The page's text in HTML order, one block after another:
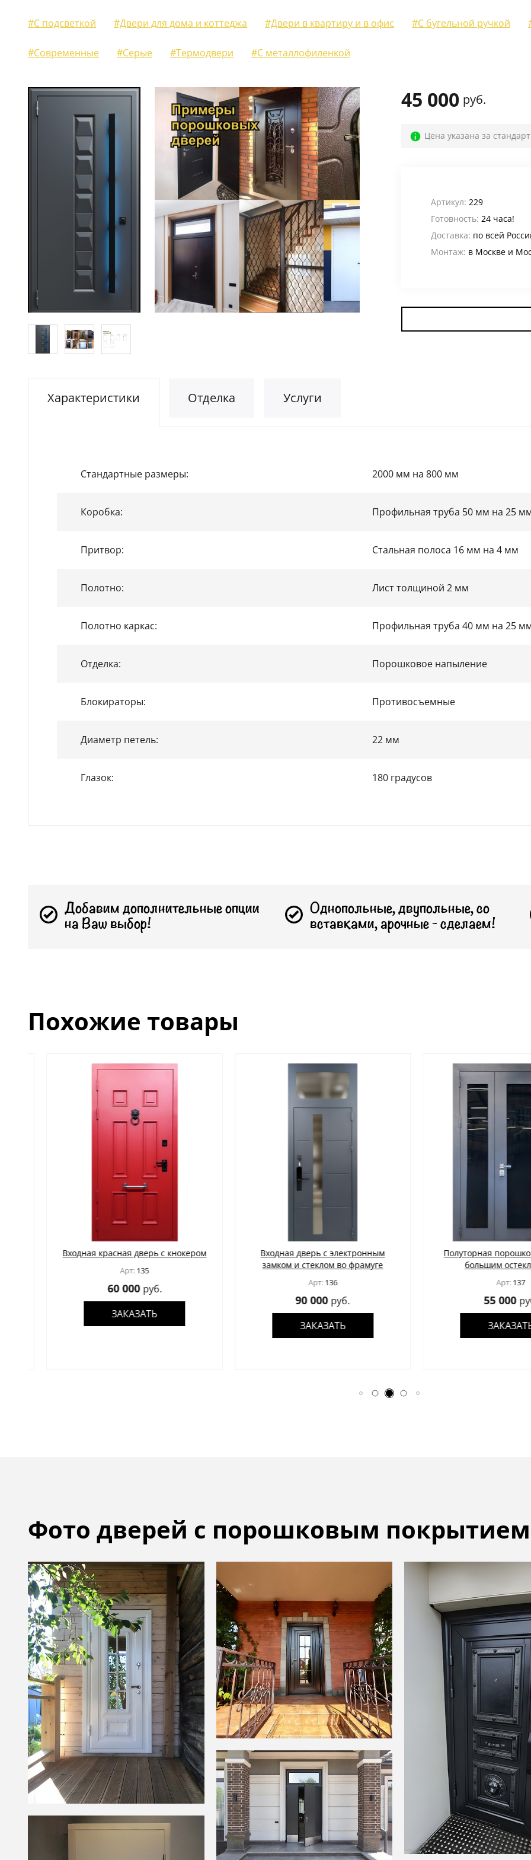
ЖАЛЮЗИЙНЫЕ СТАВНИ (11)
Для веранды и террасы (12)
Для кафе, баров и ресторанов
В магазин
В общий коридор
(22)
Промышленные
Для дачи
Входные группы
В лифтовые холлы
Для электрощитовой
На этаж
Для общественных зданий (34)
#С подсветкой #Двери для дома и коттеджа #Двери в квартиру и в офис #С бугельной ручкой
#Современные #Серые #Термодвери #С металлофиленкой
45 000 руб.
Цена указана за
Артикул: 229
Готовность: 24 часа!
Доставка: по всей
Монтаж: в Москве и
Характеристики Отделка Услуги
Стандартные размеры: 2000 мм на 800 мм
Коробка: Профильная труба 50 мм на 25
Притвор: Стальная полоса 16 мм на 4 мм
Полотно: Лист толщиной 2 мм
Полотно каркас: Профильная труба 40 мм на 25
Отделка: Порошковое напыление
Блокираторы: Противосъемные
Диаметр петель: 22 мм
Глазок: 180 градусов
Добавим дополнительные опции
на Ваш выбор!
Однопольные, двупольные, со
вставками, арочные - сделаем!
Похожие товары
Входная красная дверь с кнокером
135
60 000руб.
ЗАКАЗАТЬ
Входная дверь с электронным
замком и стеклом во фрамуге
136
90 000руб.
ЗАКАЗАТЬ
Полуторная порошковая
большим
137
55 000руб.
ЗАКАЗАТЬ
Фото дверей с порошковым покрытием